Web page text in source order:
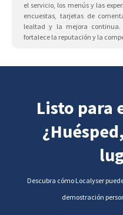
el servicio, los menús y las
encuestas, tarjetas de
lealtad y la mejora
fortalece la reputación y la
Listo para
Descubra cómo Localyser
demostración